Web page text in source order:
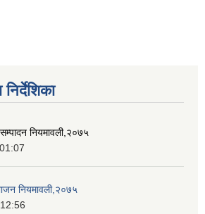
सम्पादन नियमावली,२०७५
नियमावली,२०७५